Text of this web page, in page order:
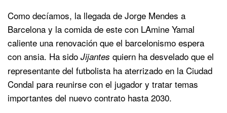
Como decíamos, la llegada de Jorge Mendes a
Barcelona y la comida de este con LAmine Yamal
caliente una renovación que el barcelonismo espera
con ansia. Ha sido Jijantes quiern ha desvelado que el
representante del futbolista ha aterrizado en la Ciudad
Condal para reunirse con el jugador y tratar temas
importantes del nuevo contrato hasta 2030.